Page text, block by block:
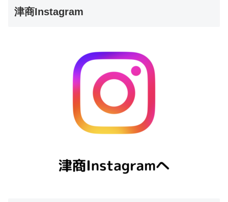
津商Instagram